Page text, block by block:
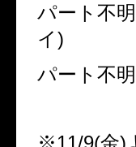
パート不
イ)
パート不